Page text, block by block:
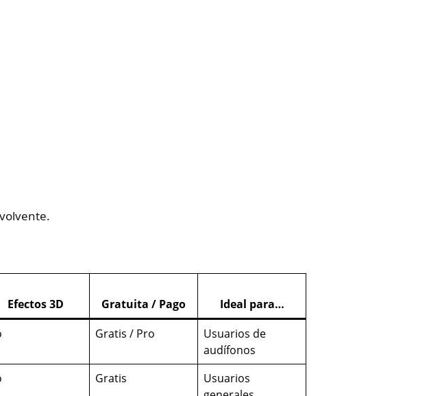
Efectos 3D Gratuita / Pago
Ideal para…
Gratis / Pro
Usuarios de
audífonos
Gratis
Usuarios